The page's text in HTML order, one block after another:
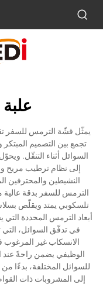
يمثّل قشّة الترمس للسفر
تجمع بين التصميم
السوائل أثناء التنقّل.
إلى نظام ترطيب مريح
النشيطين
الترمس للسفر بدقة عالية
تلسكوبي يمتد ويقلّص
أبعاد الترمس المحددة
في تدفّق السوائل، التي
الانسكاب غير المرغوب
الوظيفي يضمن راحةً
للسوائل المختلفة، بدءًا
إلى المشروبات ذات